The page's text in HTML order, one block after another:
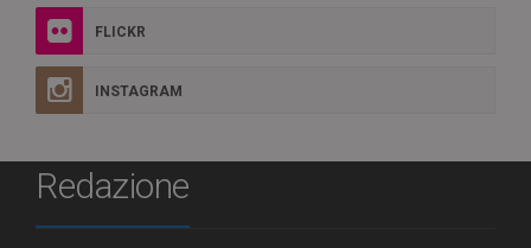
FLICKR
INSTAGRAM
Redazione